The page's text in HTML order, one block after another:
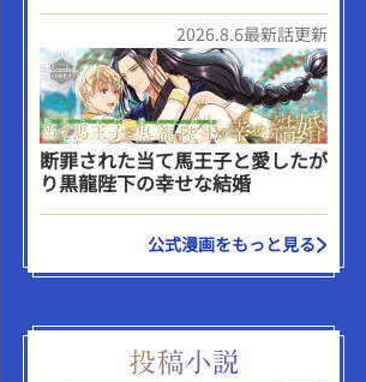
2026.8.6最新話更新
断罪された当て馬王子と愛したが
り黒龍陛下の幸せな結婚
公式漫画をもっと見る